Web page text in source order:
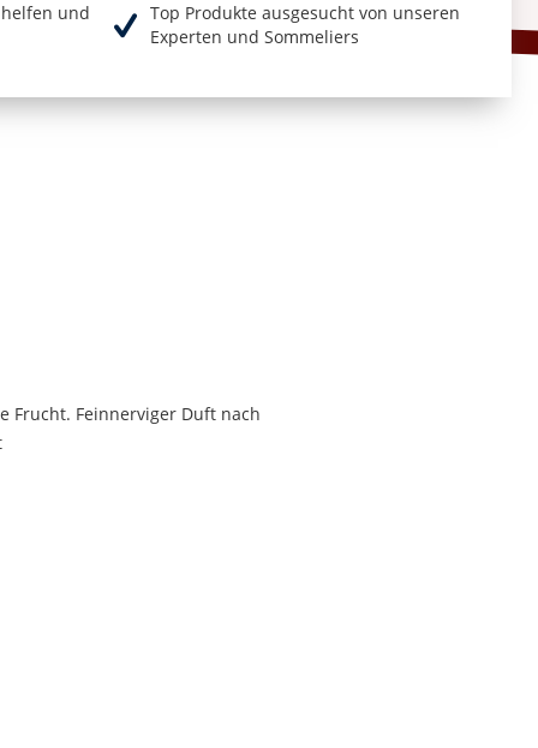
und
Top Produkte ausgesucht von unseren
Experten und Sommeliers
Frucht. Feinnerviger Duft nach